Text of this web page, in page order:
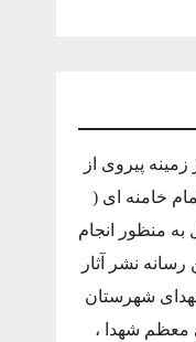
مدیا در بهمن ماه 1401 در زمینه پیروی از
خامنه ای (
منظور انجام
نشر آثار
شهرستان
معظم شهدا ،